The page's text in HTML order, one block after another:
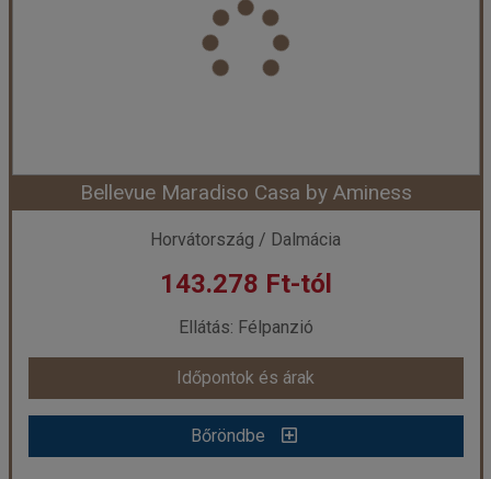
Város:Zadar
Utazás módja:
Egyénileg
Ellátás:
Félpanzió
Szálláskategória: Hotel ****
Időpont: 2026-11-02 | 4 éj
már 142.239 Ft-tól
Időpontok és árak
Bőröndbe
Bellevue Maradiso Casa by Aminess
Horvátország / Dalmácia
143.278 Ft-tól
Ellátás: Félpanzió
Időpontok és árak
Bőröndbe